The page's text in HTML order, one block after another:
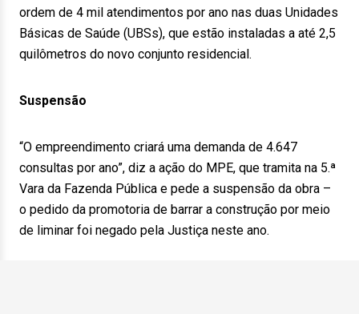
ordem de 4 mil atendimentos por ano nas duas Unidades
Básicas de Saúde (UBSs), que estão instaladas a até 2,5
quilômetros do novo conjunto residencial.
Suspensão
“O empreendimento criará uma demanda de 4.647
consultas por ano”, diz a ação do MPE, que tramita na 5.ª
Vara da Fazenda Pública e pede a suspensão da obra –
o pedido da promotoria de barrar a construção por meio
de liminar foi negado pela Justiça neste ano.